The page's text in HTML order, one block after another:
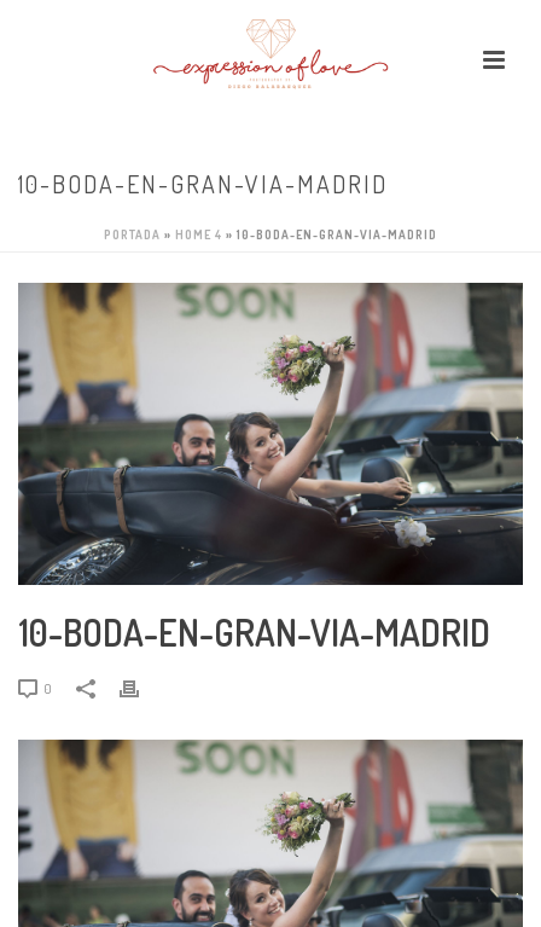
10-BODA-EN-GRAN-VIA-MADRID
PORTADA » HOME 4 » 10-BODA-EN-GRAN-VIA-MADRID
10-BODA-EN-GRAN-VIA-MADRID
0